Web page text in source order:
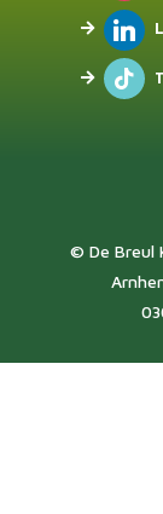
© De Breul